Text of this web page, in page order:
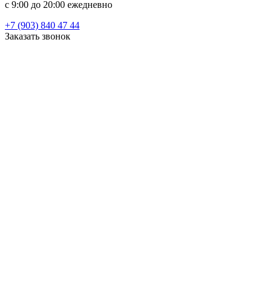
c 9:00 до 20:00 ежедневно
+7 (903) 840 47 44
Заказать звонок